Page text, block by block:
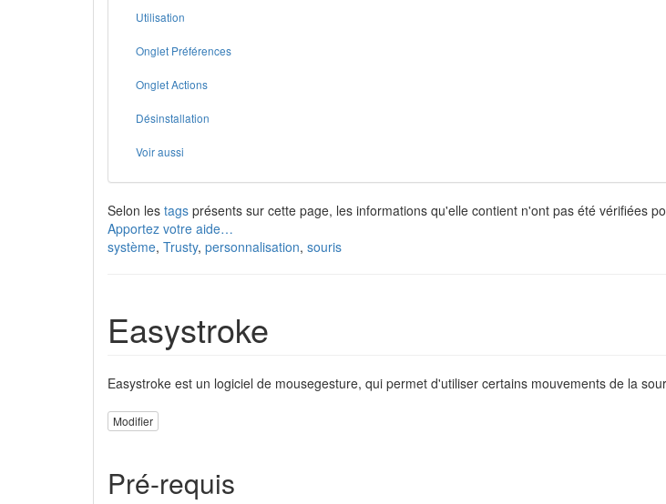
Utilisation
Onglet Préférences
Onglet Actions
Désinstallation
Voir aussi
Selon les tags présents sur cette page, les informations qu'elle contient n'ont pas été vérifiées
Apportez votre aide…
système, Trusty, personnalisation, souris
Easystroke
Easystroke est un logiciel de mousegesture, qui permet d'utiliser certains mouvements de la
Modifier
Pré-requis